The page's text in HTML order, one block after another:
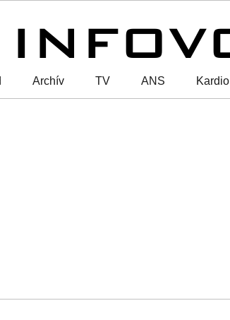
Archív TV ANS Kardio